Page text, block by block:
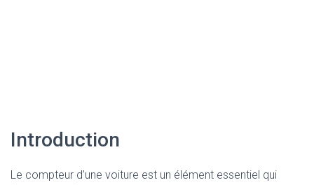
Introduction
Le compteur d’une voiture est un élément essentiel qui